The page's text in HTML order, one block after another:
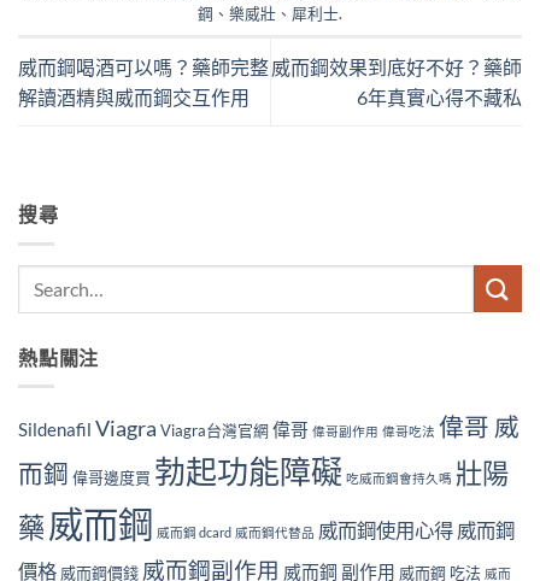
鋼 、 樂威壯 、 犀利士.
威而鋼喝酒可以嗎？藥師完整
解讀酒精與威而鋼交互作用
威而鋼效果到底好不好？藥師
6年真實心得不藏私
搜尋
熱點關注
Sildenafil Viagra Viagra台灣官網偉哥 偉哥副作用 偉哥吃法 偉哥 威
而鋼 偉哥邊度買 勃起功能障礙 吃威而鋼會持久嗎 壯陽
藥 威而鋼 威而鋼 dcard 威而鋼代替品 威而鋼使用心得 威而鋼
價格 威而鋼價錢 威而鋼副作用 威而鋼 副作用 威而鋼 吃法 威而